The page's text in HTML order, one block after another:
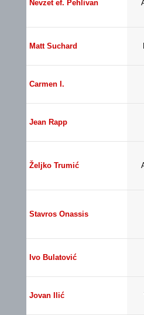
Nevzet ef. Pehlivan
Matt Suchard
Carmen I.
Jean Rapp
Željko Trumić
Stavros Onassis
Ivo Bulatović
Jovan Ilić